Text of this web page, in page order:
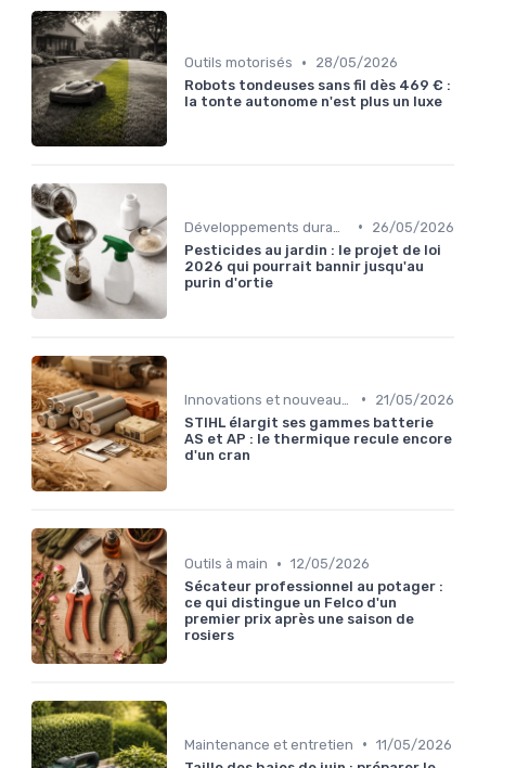
Outils motorisés •
28/05/2026
Robots tondeuses sans fil dès 469 € :
la tonte autonome n'est plus un luxe
•
26/05/2026
Pesticides au jardin : le projet de loi
2026 qui pourrait bannir jusqu'au
purin d'ortie
•
21/05/2026
STIHL élargit ses gammes batterie
AS et AP : le thermique recule encore
d'un cran
Outils à main • 12/05/2026
Sécateur professionnel au potager :
ce qui distingue un Felco d'un
premier prix après une saison de
rosiers
Maintenance et entretien • 11/05/2026